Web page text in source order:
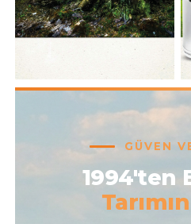
GÜVEN
1994'ten